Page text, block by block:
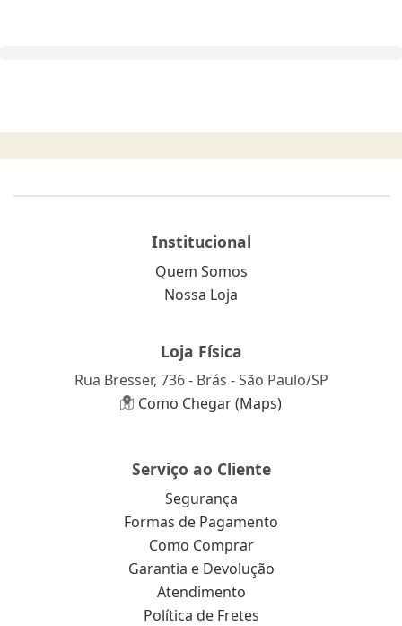
Institucional
Quem Somos
Nossa Loja
Loja Física
Rua Bresser, 736 - Brás - São Paulo/SP
Como Chegar (Maps)
Serviço ao Cliente
Segurança
Formas de Pagamento
Como Comprar
Garantia e Devolução
Atendimento
Política de Fretes